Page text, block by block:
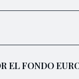
EL FONDO